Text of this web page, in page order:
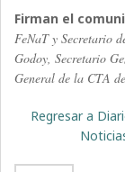
Firman el
FeNaT y Secretario
Godoy, Secretario
General de la CTA
Regresar a